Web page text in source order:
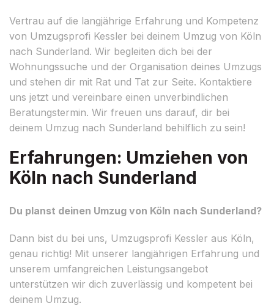
Vertrau auf die langjährige Erfahrung und Kompetenz
von Umzugsprofi Kessler bei deinem Umzug von Köln
nach Sunderland. Wir begleiten dich bei der
Wohnungssuche und der Organisation deines Umzugs
und stehen dir mit Rat und Tat zur Seite. Kontaktiere
uns jetzt und vereinbare einen unverbindlichen
Beratungstermin. Wir freuen uns darauf, dir bei
deinem Umzug nach Sunderland behilflich zu sein!
Erfahrungen: Umziehen von
Köln nach Sunderland
Du planst deinen Umzug von Köln nach Sunderland?
Dann bist du bei uns, Umzugsprofi Kessler aus Köln,
genau richtig! Mit unserer langjährigen Erfahrung und
unserem umfangreichen Leistungsangebot
unterstützen wir dich zuverlässig und kompetent bei
deinem Umzug.